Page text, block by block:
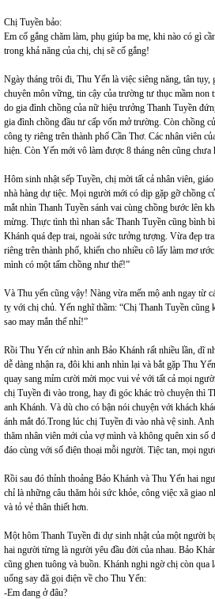
Chị Tuyền bảo:
Em cố gắng chăm làm, phụ giúp ba mẹ, khi nào có gì
trong khả năng của chị, chị sẽ cố gắng!
Ngày tháng trôi đi, Thu Yến là việc siêng năng, tân tụy,
chuyên môn vững, tin cậy của trường tư thục mầm non
do gia đình chồng của nữ hiệu trưởng Thanh Tuyền
gia đình chồng đầu tư cấp vốn mở trường. Còn chồng
công ty riêng trên thành phố Cần Thơ. Các nhân viên
hiện. Còn Yến mới vô làm được 8 tháng nên cũng chưa
Hôm sinh nhật sếp Tuyền, chị mời tất cả nhân viên,
nhà hàng dự tiệc. Mọi người mới có dịp gặp gỡ chồng
mắt nhìn Thanh Tuyền sánh vai cùng chồng bước lên
mừng. Thực tình thì nhan sắc Thanh Tuyền cũng bình
Khánh quá đẹp trai, ngoài sức tưởng tượng. Vừa đẹp
riêng trên thành phố, khiến cho nhiều cô lấy làm mơ
mình có một tấm chồng như thế!”
Và Thu yến cũng vậy! Nàng vừa mến mộ anh ngay từ
tỵ với chị chủ. Yến nghĩ thầm: “Chị Thanh Tuyền cũng
sao may mắn thế nhỉ!”
Rồi Thu Yến cứ nhìn anh Bảo Khánh rất nhiều lần, dĩ
dễ dàng nhận ra, đôi khi anh nhìn lại và bắt gặp Thu
quay sang mỉm cười mời mọc vui vẻ với tất cả mọi
chị Tuyền đi vào trong, hay đi góc khác trò chuyện thì
anh Khánh. Và dù cho có bận nói chuyện với khách
ánh mắt đó.Trong lúc chị Tuyền đi vào nhà vệ sinh.
thăm nhân viên mới của vợ mình và không quên xin số
đáo cùng với số điện thoại mỗi người. Tiệc tan, mọi
Rồi sau đó thỉnh thoảng Bảo Khánh và Thu Yến hai
chỉ là những câu thăm hỏi sức khỏe, công việc xã giao
và tỏ vẻ thân thiết hơn.
Một hôm Thanh Tuyền đi dự sinh nhật của một người
hai người từng là người yêu đầu đời của nhau. Bảo
cũng ghen tuông và buồn. Khánh nghi ngờ chị còn
uống say đã gọi điện về cho Thu Yến:
-Em đang ở đâu?